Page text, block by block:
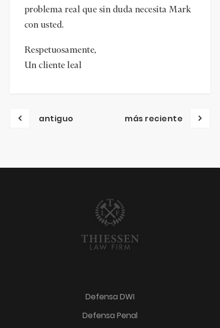
problema real que sin duda necesita Mark
con usted.
Respetuosamente,
Un cliente leal
Postsantiguo más reciente
Defensa DWI
Defensa Penal